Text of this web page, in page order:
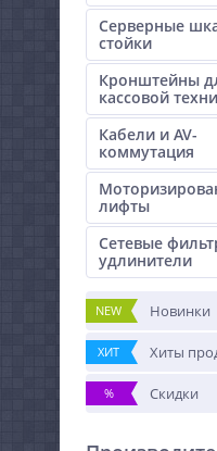
Серверные
стойки
Кронштейны
кассовой
Кабели и AV-
коммутация
лифты
Сетевые
удлинители
NEW Новинки
ХИТ Хиты
% Скидки